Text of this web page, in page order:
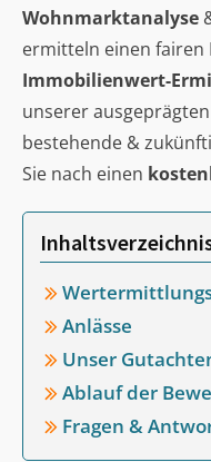
Wohnmarktanalyse
ermitteln einen
Immobilienwert-
unserer ausgeprägten
bestehende &
Sie nach einen
Anlässe
Unser
Ablauf der
Fragen &